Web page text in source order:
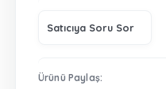
Satıcıya Soru Sor
Ürünü Paylaş: